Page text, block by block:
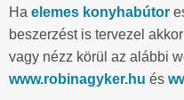
Ha elemes konyhabútor
beszerzést is tervezel
vagy nézz körül az alábbi
www.robinagyker.hu és